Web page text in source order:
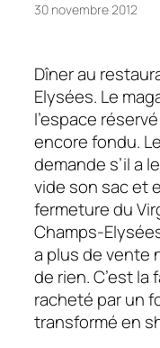
30 novembre 2012
Dîner au
Elysées. Le
l’espace
encore fondu.
demande s’il a
vide son sac et
fermeture du
Champs-
a plus de vente
de rien. C’est la
racheté par un
transformé en